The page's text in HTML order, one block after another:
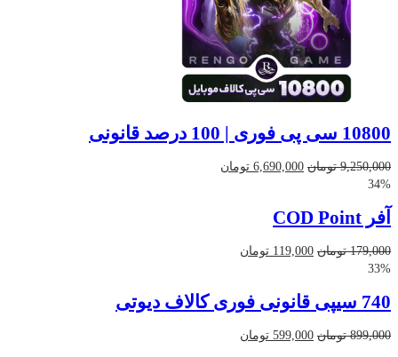
10800 سی پی فوری | 100 درصد قانونی
9,250,000 تومان قیمت
بود.
6,690,000 تومان
34%
آفر COD Point
179,000 تومان قیمت
بود.
119,000 تومان
است.
33%
740 سیپی قانونی فوری کالاف دیوتی
899,000 تومان قیمت
599,000 تومان